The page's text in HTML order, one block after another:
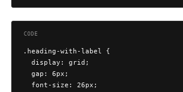
.heading-with-label {
  display: grid;
  gap: 6px;
  font-size: 26px;